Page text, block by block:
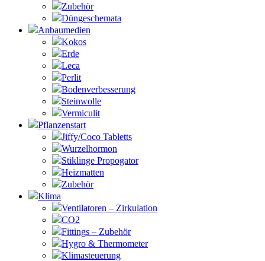
Zubehör
Düngeschemata
Anbaumedien
Kokos
Erde
Leca
Perlit
Bodenverbesserung
Steinwolle
Vermiculit
Pflanzenstart
Jiffy/Coco Tabletts
Wurzelhormon
Stiklinge Propogator
Heizmatten
Zubehör
Klima
Ventilatoren – Zirkulation
CO2
Fittings – Zubehör
Hygro & Thermometer
Klimasteuerung